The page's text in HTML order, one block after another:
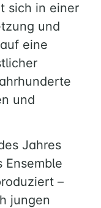
sich in einer
und
eine
und
Jahres
Ensemble
–
jungen